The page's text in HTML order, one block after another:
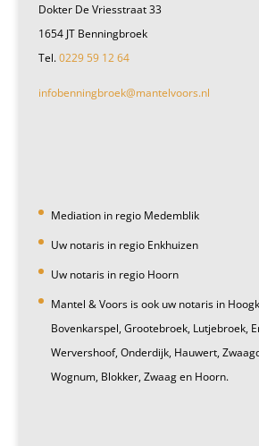
Dokter De Vriesstraat 33
1654 JT Benningbroek
Tel.0229 59 12 64
infobenningbroek@mantelvoors.nl
Mediation in regio Medemblik
Uw notaris in regio Enkhuizen
Uw notaris in regio Hoorn
Mantel & Voors is ook uw notaris in
Bovenkarspel, Grootebroek, Lutjebroek,
Wervershoof, Onderdijk, Hauwert,
Wognum, Blokker, Zwaag en Hoorn.